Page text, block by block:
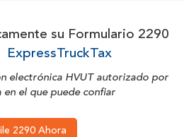
su Formulario 2290
ExpressTruckTax
electrónica HVUT autorizado por
en el que puede confiar
2290 Ahora